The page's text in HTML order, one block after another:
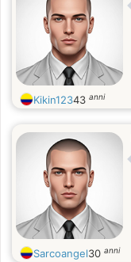
Kikin12343 anni
Sarcoangel30 anni